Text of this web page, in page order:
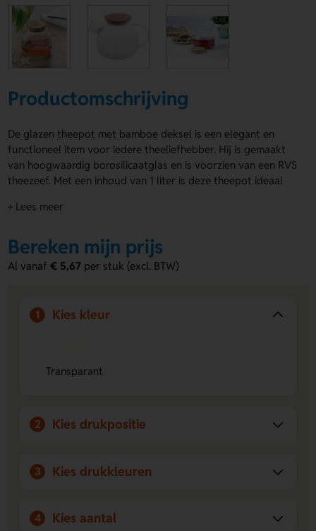
Productomschrijving
De glazen theepot met bamboe deksel is een elegant en
functioneel item voor iedere theeliefhebber. Hij is gemaakt
van hoogwaardig borosilicaatglas en is voorzien van een RVS
theezeef. Met een inhoud van 1 liter is deze theepot ideaal
deksel is een natuurlijk materiaal, waardoor de kleur per
glazen theepot met bamboe deksel wordt geleverd in een
doos van kraftpapier. Je kunt het deksel laten graveren of
de zijkanten van de theepot laten bedrukken. Combineer het
persoonlijke touch. Maak indruk met deze prachtige
theepot!
Voordelen van de glazen theepot met
Uniek design door natuurlijk bamboe deksel:
deksel heeft een andere kleur, waardoor iedere theepot
Personaliseerbaar met gravering of bedrukking:
het deksel graveren of de zijkanten bedrukken voor een
Praktisch en duurzaam gebruik:
borosilicaatglas en een RVS theezeef maken de theepot
+ Lees meer
Bereken mijn prijs
Al vanaf€ 5,67 per stuk (excl. BTW)
1 Kies kleur
Transparant
2 Kies drukpositie
3 Kies drukkleuren
4 Kies aantal